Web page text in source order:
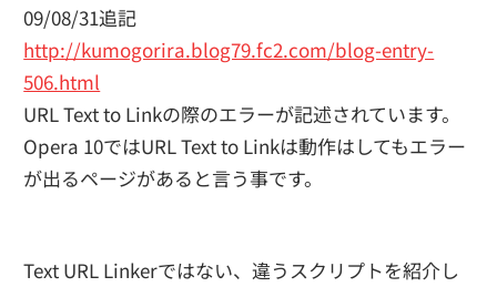
09/08/31追記
http://kumogorira.blog79.fc2.com/blog-entry-
506.html
URL Text to Linkの際のエラーが記述されています。
Opera 10ではURL Text to Linkは動作はしてもエラー
が出るページがあると言う事です。
Text URL Linkerではない、違うスクリプトを紹介し